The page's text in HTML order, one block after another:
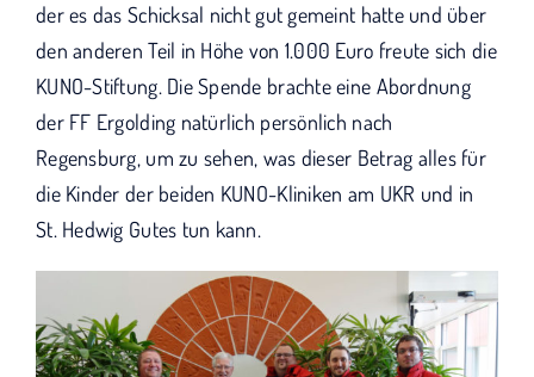
der es das Schicksal nicht gut gemeint hatte und über
den anderen Teil in Höhe von 1.000 Euro freute sich die
KUNO-Stiftung. Die Spende brachte eine Abordnung
der FF Ergolding natürlich persönlich nach
Regensburg, um zu sehen, was dieser Betrag alles für
die Kinder der beiden KUNO-Kliniken am UKR und in
St. Hedwig Gutes tun kann.